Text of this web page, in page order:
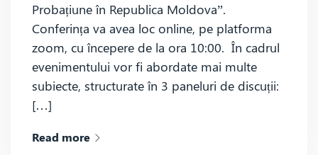
Probațiune în Republica Moldova”.
Conferința va avea loc online, pe platforma
zoom, cu începere de la ora 10:00. În cadrul
evenimentului vor fi abordate mai multe
subiecte, structurate în 3 paneluri de discuții:
[…]
Read more